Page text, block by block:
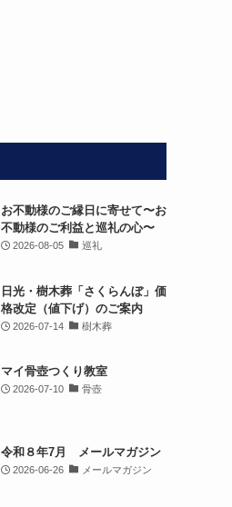
お不動様のご縁日に寄せて〜お
不動様のご利益と巡礼の心〜
2026-08-05 巡礼
日光・樹木葬「さくらんぼ」価
格改定（値下げ）のご案内
2026-07-14 樹木葬
マイ骨壺つくり教室
2026-07-10 骨壺
令和８年7月 メールマガジン
2026-06-26 メールマガジン